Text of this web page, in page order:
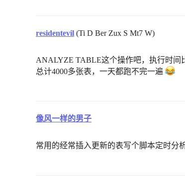
residentevil (Ti D Ber Zux S Mt7 W)
ANALYZE TABLE这个操作吧，执行时间
总计4000多张表，一天都跑不完一遍
像风一样的男子
常用的经常插入更新的表写个脚本定时分